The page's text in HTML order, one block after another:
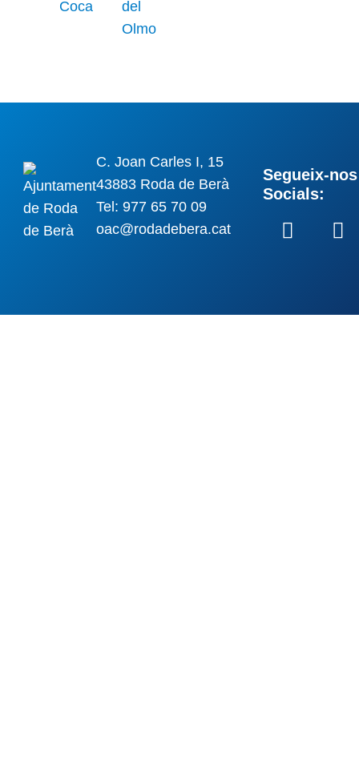
C. Joan Carles I, 15
43883 Roda de Berà
Tel: 977 65 70 09
oac@rodadebera.cat
Segueix-
Socials: